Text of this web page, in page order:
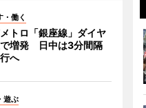
・働く
トロ「銀座線」ダイヤ
増発 日中は3分間隔
へ
遊ぶ